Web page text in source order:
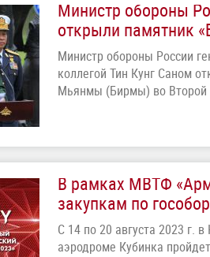
Министр обороны
открыли памятник
Министр обороны России
коллегой Тин Кунг Саном
Мьянмы (Бирмы) во Второй
В рамках МВТФ
закупкам по
С 14 по 20 августа 2023 г.
аэродроме Кубинка